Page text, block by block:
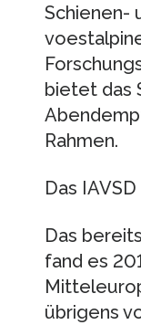
Schienen-
bietet das
Rahmen.
Das
Das
fand es
übrigens